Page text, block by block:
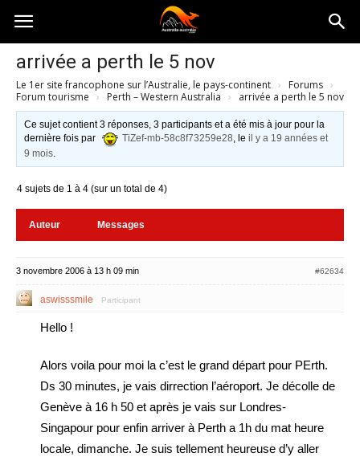
Australia-
australie.com
arrivée a perth le 5 nov
Le 1er site francophone sur l’Australie, le pays-continent › Forums ›
Forum tourisme › Perth – Western Australia › arrivée a perth le 5 nov
Ce sujet contient 3 réponses, 3 participants et a été mis à jour pour la
dernière fois par
TiZef-mb-58c8f73259e28, leil y a 19 années et
9 mois.
4 sujets de 1 à 4 (sur un total de 4)
Auteur Messages
3 novembre 2006 à 13 h 09 min #62634
aswisssmile Participant
Hello !
Alors voila pour moi la c’est le grand départ pour PErth.
Ds 30 minutes, je vais dirrection l’aéroport. Je décolle de
Genève à 16 h 50 et après je vais sur Londres-
Singapour pour enfin arriver à Perth a 1h du mat heure
locale, dimanche. Je suis tellement heureuse d’y aller